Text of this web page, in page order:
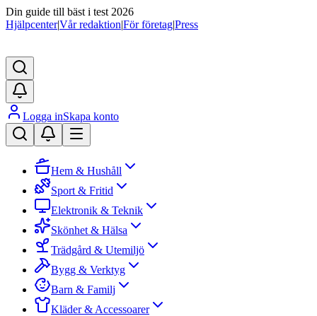
Din guide till bäst i test 2026
Hjälpcenter|Vår redaktion|För företag|Press
Logga inSkapa konto
Hem & Hushåll
Sport & Fritid
Elektronik & Teknik
Skönhet & Hälsa
Trädgård & Utemiljö
Bygg & Verktyg
Barn & Familj
Kläder & Accessoarer